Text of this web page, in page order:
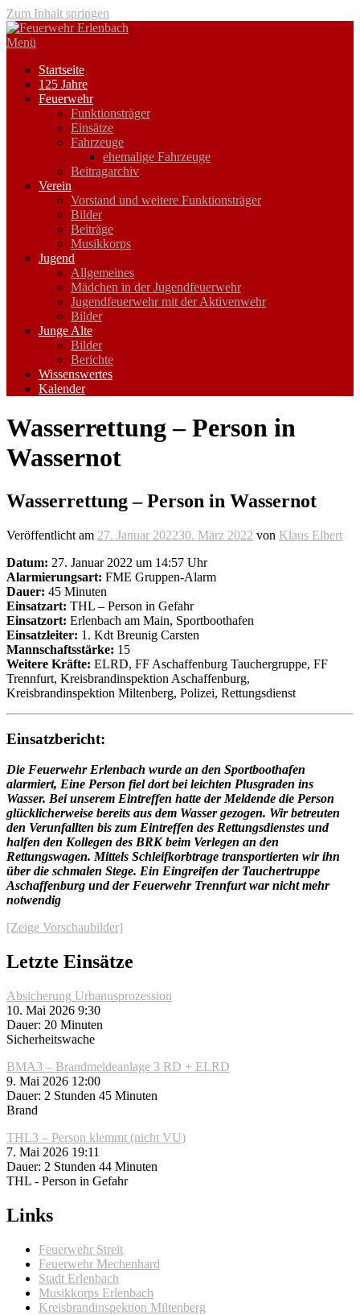
Zum Inhalt springen
Menü
Startseite
125 Jahre
Feuerwehr
Funktionsträger
Einsätze
Fahrzeuge
ehemalige Fahrzeuge
Beitragarchiv
Verein
Vorstand und weitere Funktionsträger
Bilder
Beiträge
Musikkorps
Jugend
Allgemeines
Mädchen in der Jugendfeuerwehr
Jugendfeuerwehr mit der Aktivenwehr
Bilder
Junge Alte
Bilder
Berichte
Wissenswertes
Kalender
Wasserrettung – Person in
Wassernot
Wasserrettung – Person in Wassernot
Veröffentlicht am 27. Januar 202230. März 2022 von Klaus Elbert
Datum: 27. Januar 2022 um 14:57 Uhr
Alarmierungsart: FME Gruppen-Alarm
Dauer: 45 Minuten
Einsatzart: THL – Person in Gefahr
Einsatzort: Erlenbach am Main, Sportboothafen
Einsatzleiter: 1. Kdt Breunig Carsten
Mannschaftsstärke: 15
Weitere Kräfte: ELRD, FF Aschaffenburg Tauchergruppe, FF
Trennfurt, Kreisbrandinspektion Aschaffenburg,
Kreisbrandinspektion Miltenberg, Polizei, Rettungsdienst
Einsatzbericht:
Die Feuerwehr Erlenbach wurde an den Sportboothafen
alarmiert, Eine Person fiel dort bei leichten Plusgraden ins
Wasser. Bei unserem Eintreffen hatte der Meldende die Person
glücklicherweise bereits aus dem Wasser gezogen. Wir betreuten
den Verunfallten bis zum Eintreffen des Rettungsdienstes und
halfen den Kollegen des BRK beim Verlegen an den
Rettungswagen. Mittels Schleifkorbtrage transportierten wir ihn
über die schmalen Stege. Ein Eingreifen der Tauchertruppe
Aschaffenburg und der Feuerwehr Trennfurt war nicht mehr
notwendig
[Zeige Vorschaubilder]
Letzte Einsätze
Absicherung Urbanusprozession
10. Mai 2026 9:30
Dauer: 20 Minuten
Sicherheitswache
BMA3 – Brandmeldeanlage 3 RD + ELRD
9. Mai 2026 12:00
Dauer: 2 Stunden 45 Minuten
Brand
THL3 – Person klemmt (nicht VU)
7. Mai 2026 19:11
Dauer: 2 Stunden 44 Minuten
THL - Person in Gefahr
Links
Feuerwehr Streit
Feuerwehr Mechenhard
Stadt Erlenbach
Musikkorps Erlenbach
Kreisbrandinspektion Miltenberg